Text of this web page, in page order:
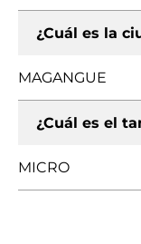
¿Cuál es la
MAGANGUE
¿Cuál es el
MICRO